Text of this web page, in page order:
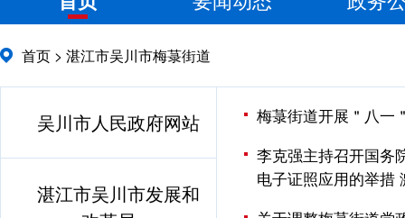
首页 > 湛江市吴川市梅菉街道
吴川市人民政府网站
湛江市吴川市发展和
梅菉街道开展＂八一
李克强主持召开国务
电子证照应用的举措